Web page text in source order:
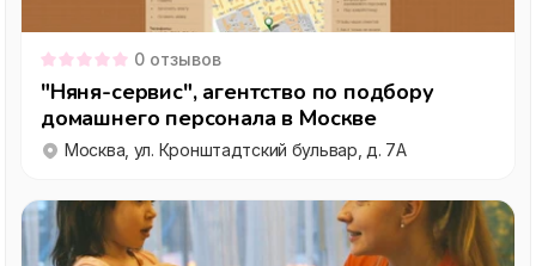
0 отзывов
"Няня-сервис", агентство по подбору
домашнего персонала в Москве
Москва, ул. Кронштадтский бульвар, д. 7А